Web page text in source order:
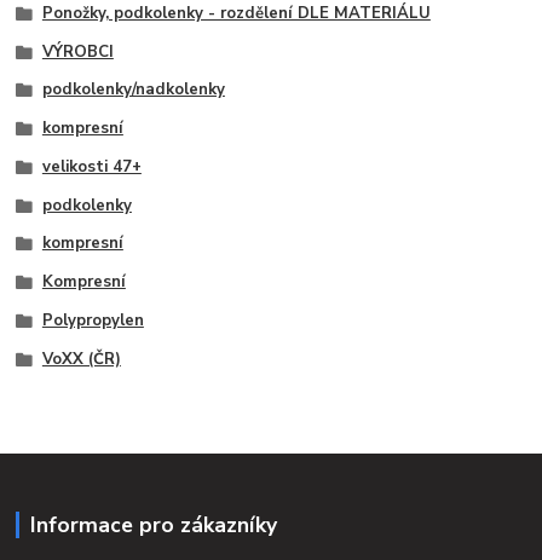
Ponožky, podkolenky - rozdělení DLE MATERIÁLU
VÝROBCI
podkolenky/nadkolenky
kompresní
velikosti 47+
podkolenky
kompresní
Kompresní
Polypropylen
VoXX (ČR)
Informace pro zákazníky